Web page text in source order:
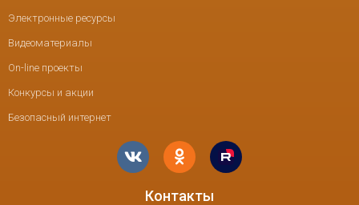
Электронные ресурсы
Видеоматериалы
On-line проекты
Конкурсы и акции
Безопасный интернет
Контакты